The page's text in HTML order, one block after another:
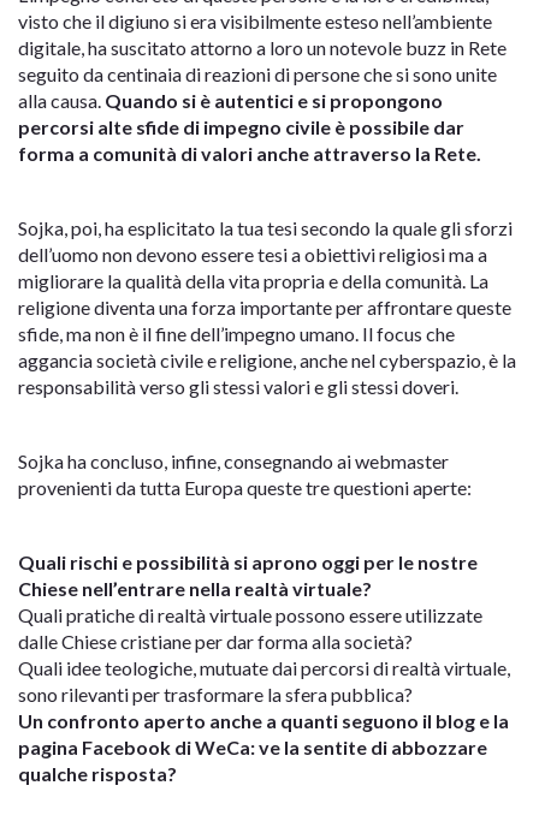
visto che il digiuno si era visibilmente esteso nell’ambiente
digitale, ha suscitato attorno a loro un notevole buzz in Rete
seguito da centinaia di reazioni di persone che si sono unite
alla causa. Quando si è autentici e si propongono
percorsi alte sfide di impegno civile è possibile dar
forma a comunità di valori anche attraverso la Rete.
Sojka, poi, ha esplicitato la tua tesi secondo la quale gli sforzi
dell’uomo non devono essere tesi a obiettivi religiosi ma a
migliorare la qualità della vita propria e della comunità. La
religione diventa una forza importante per affrontare queste
sfide, ma non è il fine dell’impegno umano. Il focus che
aggancia società civile e religione, anche nel cyberspazio, è la
responsabilità verso gli stessi valori e gli stessi doveri.
Sojka ha concluso, infine, consegnando ai webmaster
provenienti da tutta Europa queste tre questioni aperte:
Quali rischi e possibilità si aprono oggi per le nostre
Chiese nell’entrare nella realtà virtuale?
Quali pratiche di realtà virtuale possono essere utilizzate
dalle Chiese cristiane per dar forma alla società?
Quali idee teologiche, mutuate dai percorsi di realtà virtuale,
sono rilevanti per trasformare la sfera pubblica?
Un confronto aperto anche a quanti seguono il blog e la
pagina Facebook di WeCa: ve la sentite di abbozzare
qualche risposta?